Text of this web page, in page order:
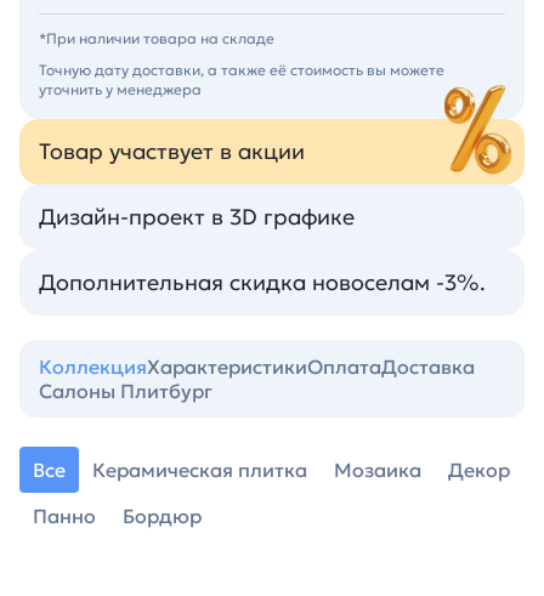
*При наличии товара на складе
Точную дату доставки, а также её стоимость вы можете
уточнить у менеджера
Товар участвует в акции
Дизайн-проект в 3D графике
Дополнительная скидка новоселам -3%.
КоллекцияХарактеристикиОплатаДоставка
Салоны Плитбург
Все Керамическая плитка Мозаика
Декор
Панно
Бордюр